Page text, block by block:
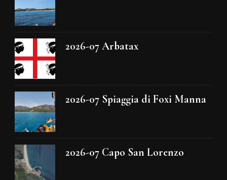
2026-07 Arbatax
2026-07 Spiaggia di Foxi Manna
2026-07 Capo San Lorenzo